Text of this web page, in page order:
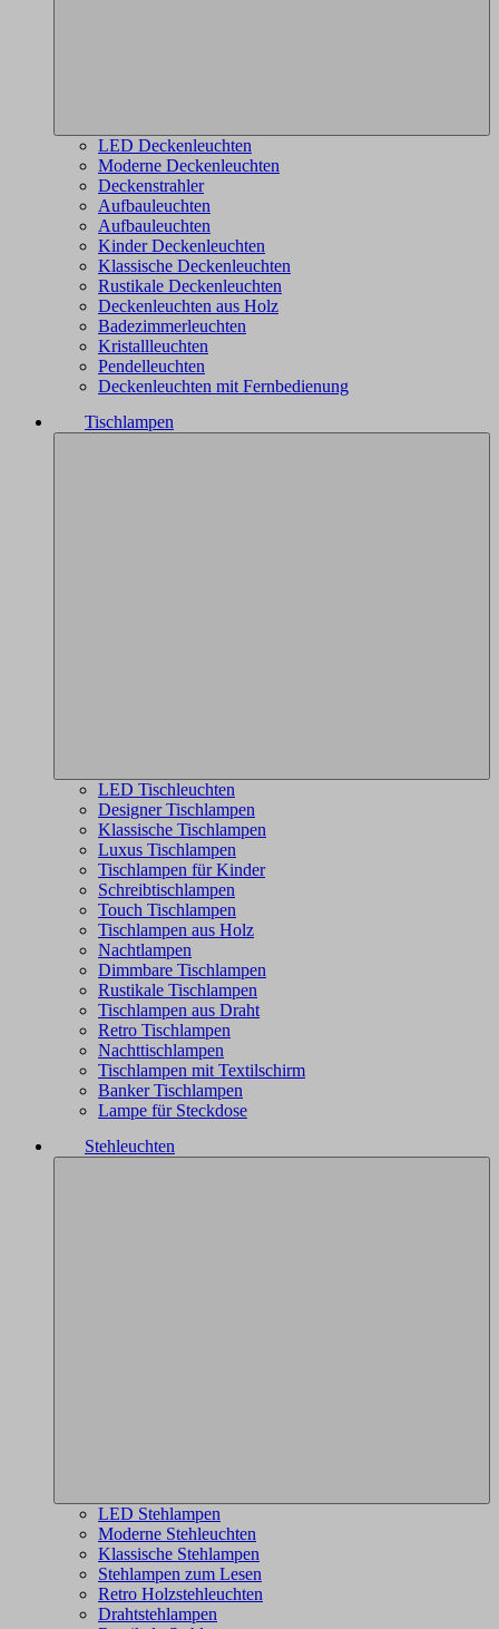
LED Deckenleuchten
Moderne Deckenleuchten
Deckenstrahler
Aufbauleuchten
Aufbauleuchten
Kinder Deckenleuchten
Klassische Deckenleuchten
Rustikale Deckenleuchten
Deckenleuchten aus Holz
Badezimmerleuchten
Kristallleuchten
Pendelleuchten
Deckenleuchten mit Fernbedienung
Tischlampen
LED Tischleuchten
Designer Tischlampen
Klassische Tischlampen
Luxus Tischlampen
Tischlampen für Kinder
Schreibtischlampen
Touch Tischlampen
Tischlampen aus Holz
Nachtlampen
Dimmbare Tischlampen
Rustikale Tischlampen
Tischlampen aus Draht
Retro Tischlampen
Nachttischlampen
Tischlampen mit Textilschirm
Banker Tischlampen
Lampe für Steckdose
Stehleuchten
LED Stehlampen
Moderne Stehleuchten
Klassische Stehlampen
Stehlampen zum Lesen
Retro Holzstehleuchten
Drahtstehlampen